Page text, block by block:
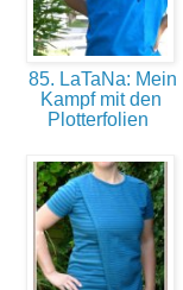
85. LaTaNa: Mein
Kampf mit den
Plotterfolien